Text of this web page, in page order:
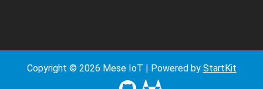
Copyright © 2026 Mese IoT | Powered by StartKit